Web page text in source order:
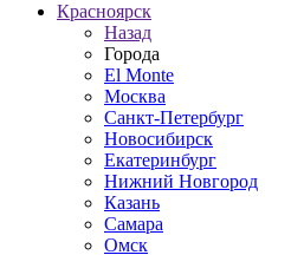
Красноярск
Назад
Города
El Monte
Москва
Санкт-Петербург
Новосибирск
Екатеринбург
Нижний Новгород
Казань
Самара
Омск